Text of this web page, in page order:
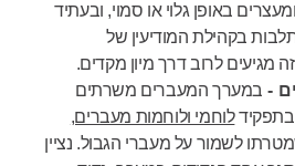
באופן גלוי או סמוי, ובעתיד
בקהילת המודיעין של
מגיעים לרוב דרך מיון מקדים.
- במערך המעברים משרתים
בתפקידלוחמי ולוחמות מעברים,
לשמור על מעברי הגבול. נציין